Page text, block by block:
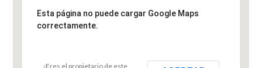
Esta página no puede cargar Google Maps
correctamente.
¿Eres el propietario de este